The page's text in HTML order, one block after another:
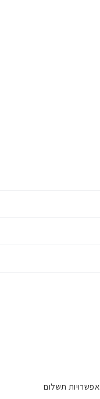
אפשרויות תשלום